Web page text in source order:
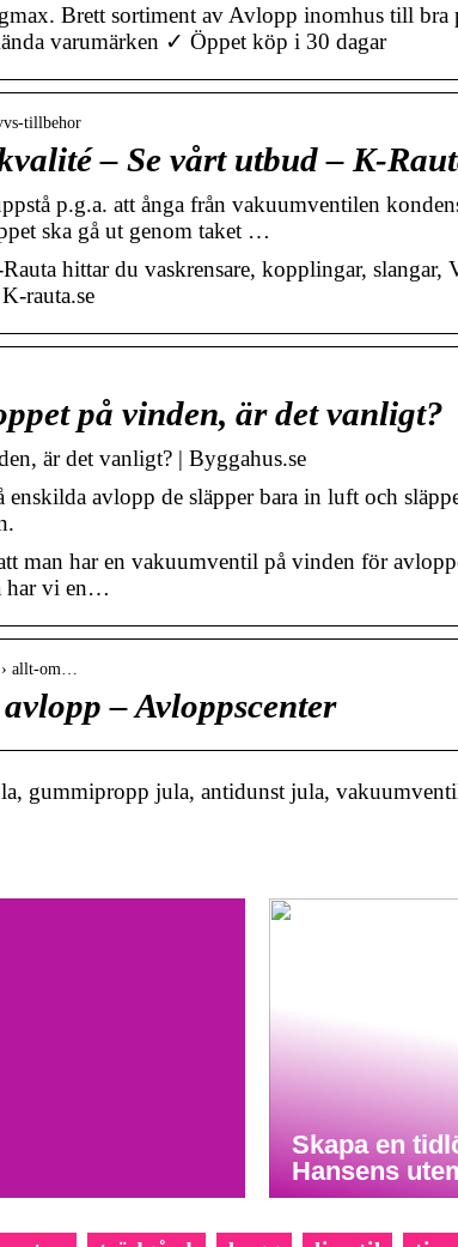
Brett sortiment av Avlopp inomhus till bra
varumärken ✓ Öppet köp i 30 dagar
tillbehor
– Se vårt utbud – K-
p.g.a. att ånga från vakuumventilen
ska gå ut genom taket …
hittar du vaskrensare, kopplingar, slangar,
rauta.se
på vinden, är det vanligt?
är det vanligt? | Byggahus.se
avlopp de släpper bara in luft och
man har en vakuumventil på vinden för
har vi en…
allt-om…
– Avloppscenter
gummipropp jula, antidunst jula,
Skapa en
Hansens